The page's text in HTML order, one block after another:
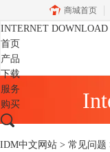
商城首页
INTERNET
首页
产品
下载
服务
购买
IDM中文网站 > 常见问题